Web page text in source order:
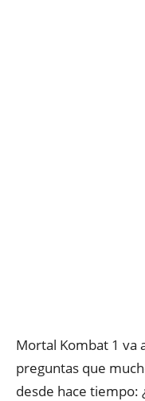
Mortal Kombat 1 va
preguntas que
desde hace tiempo: